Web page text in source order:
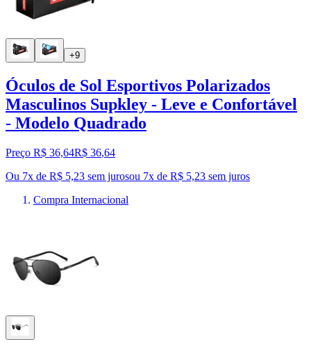
+9
Óculos de Sol Esportivos Polarizados
Masculinos Supkley - Leve e Confortável
- Modelo Quadrado
Preço R$ 36,64R$ 36,64
Ou 7x de R$ 5,23 sem jurosou 7x de R$ 5,23 sem juros
Compra Internacional